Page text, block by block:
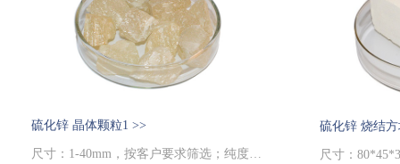
硫化锌 晶体颗粒1 >>
尺寸：1-40mm，按客户要求筛选；纯度：99.99%
硫化锌 烧结